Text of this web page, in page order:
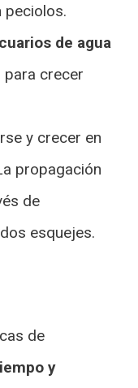
peciolos.
de agua
para crecer
y crecer en
propagación
de
esquejes.
de
y